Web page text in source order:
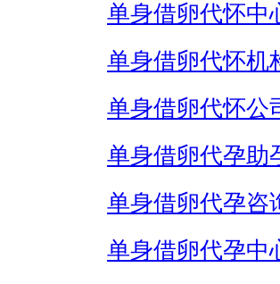
单身借卵代怀中
单身借卵代怀机
单身借卵代怀公
单身借卵代孕助
单身借卵代孕咨
单身借卵代孕中